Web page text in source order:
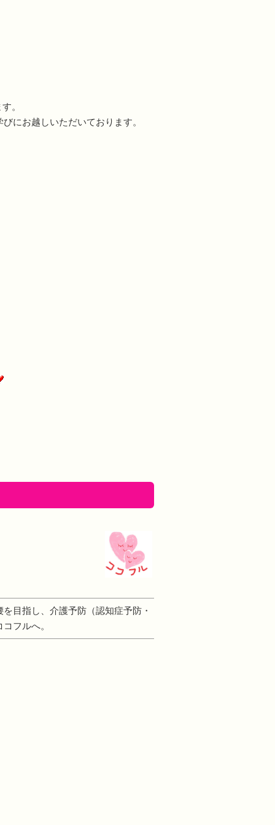
。
にお越しいただいております。
目指し、介護予防（認知症予防・
フルへ。